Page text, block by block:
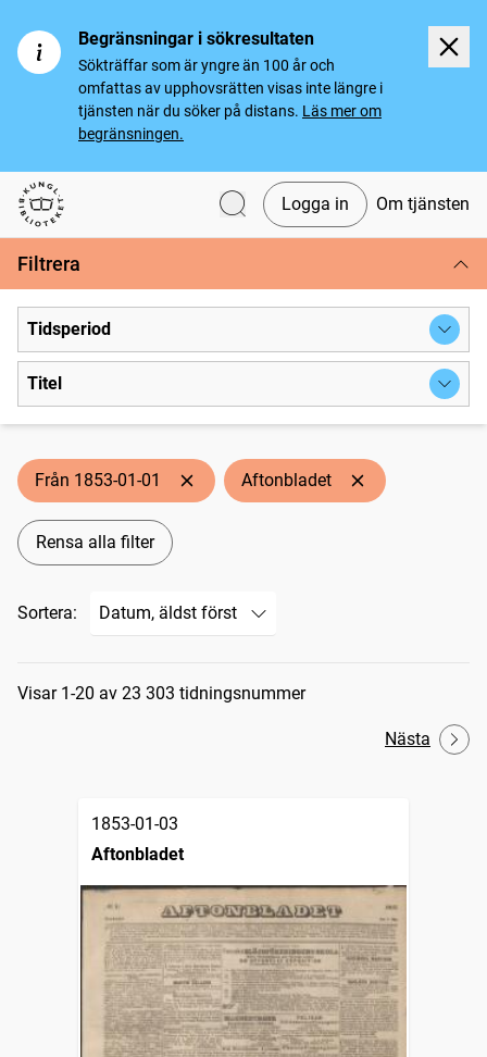
Begränsningar i sökresultaten
Sökträffar som är yngre än 100 år och
omfattas av upphovsrätten visas inte längre i
tjänsten när du söker på distans. Läs mer om
begränsningen.
Svenska tidningar
Logga in Om tjänsten
Filtrera
Tidsperiod
Titel
Från 1853-01-01 Aftonbladet
Rensa alla filter
Sortera:
Sökresultat
Visar 1-20 av 23 303 tidningsnummer
Nästa
1853-01-03
Aftonbladet